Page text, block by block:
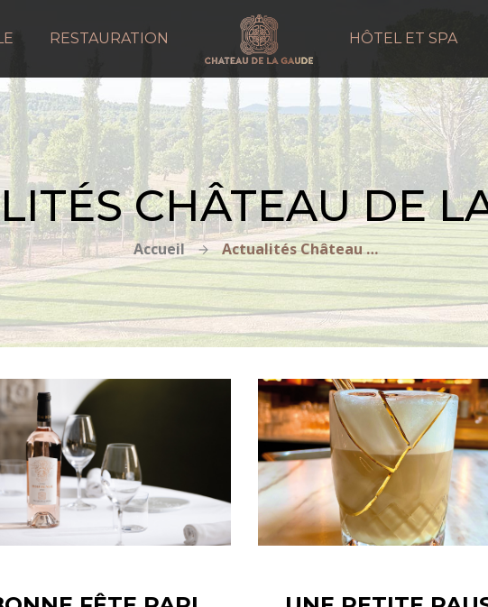
RESTAURATION HÔTEL ET SPA
CHÂTEAU DE
Accueil Actualités Château de la Gaude